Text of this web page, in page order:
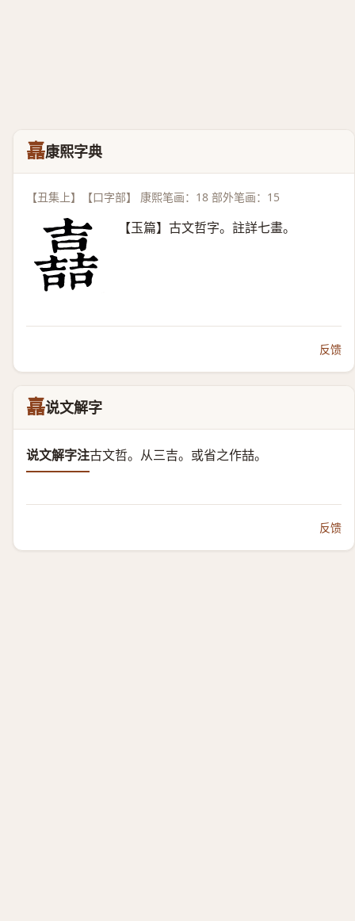
嚞康熙字典
【丑集上】【口字部】 康熙笔画：18 部外笔画：15
【玉篇】古文哲字。註詳七畫。
反馈
嚞说文解字
说文解字注古文哲。从三吉。 或省之作喆。
反馈